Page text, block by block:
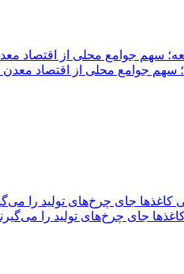
سهم جوامع محلی از اقتصاد
جای چرخ‌های تولید را